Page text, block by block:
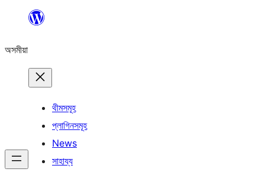
বিষয়বস্তুলৈ
অসমীয়া
থীমসমূহ
প্লাগিনসমূহ
News
সাহায্য